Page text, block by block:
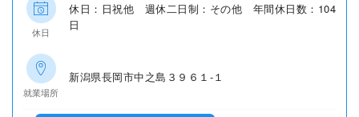
休日
休日：日祝他 週休二日制：その他 年間休日数：104
日
就業場所
新潟県長岡市中之島３９６１‐１